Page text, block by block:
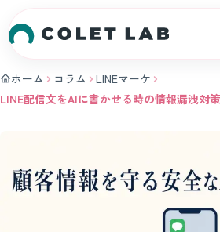
ホーム コラム
LINEマーケ
LINE配信文をAIに書かせる時の情報漏洩対